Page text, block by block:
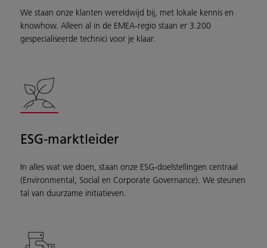
We staan onze klanten wereldwijd bij, met lokale kennis en
knowhow. Alleen al in de EMEA-regio staan er 3.200
gespecialiseerde technici voor je klaar.
ESG-marktleider
In alles wat we doen, staan onze ESG-doelstellingen centraal
(Environmental, Social en Corporate Governance). We steunen
tal van duurzame initiatieven.